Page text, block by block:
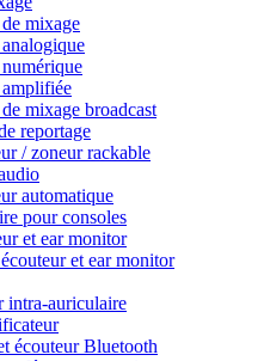
mixage
mixage broadcast
reportage
/ zoneur rackable
automatique
pour consoles
et ear monitor
et ear monitor
intra-auriculaire
écouteur Bluetooth